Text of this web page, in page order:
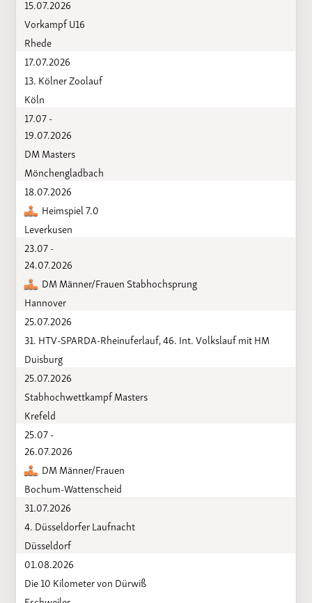
15.07.2026
Vorkampf U16
Rhede
17.07.2026
13. Kölner Zoolauf
Köln
17.07 -
19.07.2026
DM Masters
Mönchengladbach
18.07.2026
Heimspiel 7.0
Leverkusen
23.07 -
24.07.2026
DM Männer/Frauen Stabhochsprung
Hannover
25.07.2026
31. HTV-SPARDA-Rheinuferlauf, 46. Int. Volkslauf mit HM
Duisburg
25.07.2026
Stabhochwettkampf Masters
Krefeld
25.07 -
26.07.2026
DM Männer/Frauen
Bochum-Wattenscheid
31.07.2026
4. Düsseldorfer Laufnacht
Düsseldorf
01.08.2026
Die 10 Kilometer von Dürwiß